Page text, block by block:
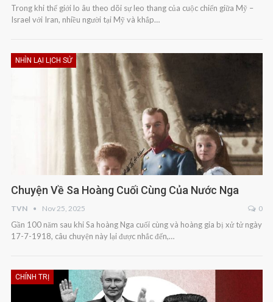
Trong khi thế giới lo âu theo dõi sự leo thang của cuộc chiến giữa Mỹ –
Israel với Iran, nhiều người tại Mỹ và khắp…
NHÌN LẠI LỊCH SỬ
Chuyện Về Sa Hoàng Cuối Cùng Của Nước Nga
TVN Nov 25, 2025 0
Gần 100 năm sau khi Sa hoàng Nga cuối cùng và hoàng gia bị xử tử ngày
17-7-1918, câu chuyện này lại được nhắc đến,…
CHÍNH TRỊ